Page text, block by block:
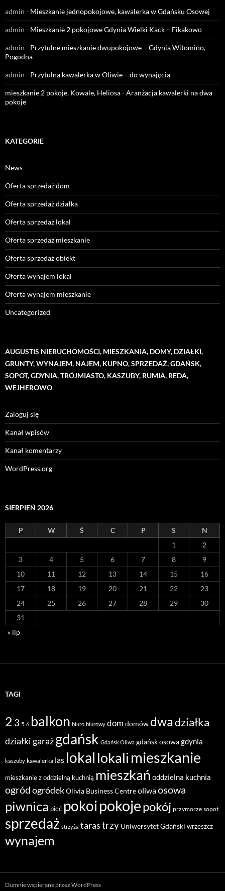
admin - Mieszkanie jednopokojowe, kawalerka w Gdańsku Osowej
admin - Mieszkanie 2 pokojowe Gdynia Wielki Kack – Fikakowo
admin - Przytulne mieszkanie dwupokojowe – Gdynia Witomino,
Pogodna
admin - Przytulna kawalerka w Oliwie – do wynajęcia
mieszkanie 2 pokoje, Kowale, Heliosa-Aranżacja kawalerki na dwa
pokoje
KATEGORIE
News
Oferta sprzedaż dom
Oferta sprzedaż działka
Oferta sprzedaż lokal
Oferta sprzedaż mieszkanie
Oferta sprzedaż obiekt
Oferta wynajem lokal
Oferta wynajem mieszkanie
Uncategorized
AUGUSTIS NIERUCHOMOŚCI, MIESZKANIA, DOMY, DZIAŁKI,
GRUNTY, WYNAJEM, NAJEM, KUPNO, SPRZEDAŻ, GDAŃSK,
SOPOT, GDYNIA, TRÓJMIASTO, KASZUBY, RUMIA, REDA,
WEJHEROWO
Zaloguj się
Kanał wpisów
Kanał komentarzy
WordPress.org
SIERPIEŃ 2026
P W Ś C P S
N
1
2
3
4 5 6 7 8
9
10
11 12 13 14 15
16
17
18 19 20 21 22
23
24
25 26 27 28 29
30
31
« lip
TAGI
2 3 5 6 balkon biuro biurowy dom domów dwadziałka
działki garażgdańsk Gdańsk Oliwa gdańsk osowagdynia
kaszuby kawalerka las lokal lokalimieszkanie
mieszkanie z oddzielną kuchnią mieszkań oddzielna kuchnia
ogródogródekOlivia Business Centreoliwaosowa
piwnica pięć pokoipokojepokój przymorze sopot
sprzedaż strzyża tarastrzy Uniwersytet Gdański wrzeszcz
wynajem
Dumnie wspierane przez WordPress